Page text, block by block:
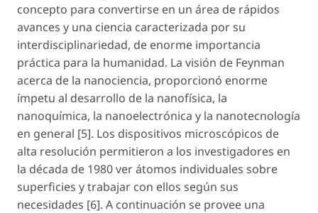
concepto para convertirse en un área de rápidos
avances y una ciencia caracterizada por su
interdisciplinariedad, de enorme importancia
práctica para la humanidad. La visión de Feynman
acerca de la nanociencia, proporcionó enorme
ímpetu al desarrollo de la nanofísica, la
nanoquímica, la nanoelectrónica y la nanotecnología
en general [5]. Los dispositivos microscópicos de
alta resolución permitieron a los investigadores en
la década de 1980 ver átomos individuales sobre
superficies y trabajar con ellos según sus
necesidades [6]. A continuación se provee una